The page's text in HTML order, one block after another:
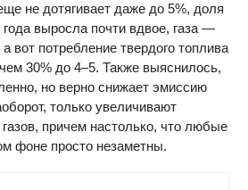
не дотягивает даже до 5%, доля
года выросла почти вдвое, газа —
вот потребление твердого топлива
30% до 4–5. Также выяснилось,
но верно снижает эмиссию
только увеличивают
причем настолько, что любые
фоне просто незаметны.